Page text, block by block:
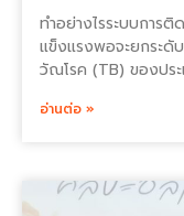
ทำอย่างไรระบบการ
แข็งแรงพอจะยกระดั
วัณโรค (TB) ของปร
อ่านต่อ »